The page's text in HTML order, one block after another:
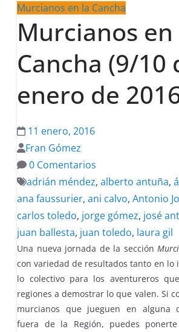
Murcianos en la Cancha
Murcianos en
Cancha (9/10
enero de
11 enero, 2016
Fran Gómez
0 Comentarios
adrián méndez,alberto antuña,
ana faussurier,ani calvo,Antonio
carlos toledo, jorge gómez, josé
juan ballesta, juan toledo, laura gil
Una nueva jornada de la sección
con variedad de resultados tanto en lo
lo colectivo para los aventureros
regiones a demostrar lo que valen. Si
murcianos que jueguen en alguna
fuera de la Región, puedes